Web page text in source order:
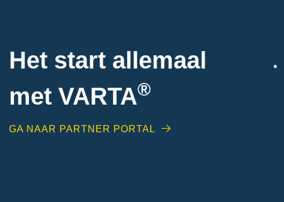
Het start allemaal
met VARTA®
GA NAAR PARTNER PORTAL